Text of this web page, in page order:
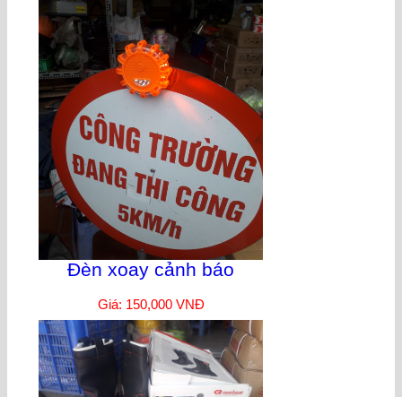
Đèn xoay cảnh báo
Giá: 150,000 VNĐ